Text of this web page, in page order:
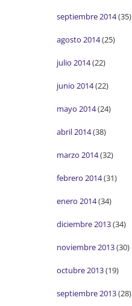
septiembre 2014(35)
agosto 2014(25)
julio 2014(22)
junio 2014(22)
mayo 2014(24)
abril 2014(38)
marzo 2014(32)
febrero 2014(31)
enero 2014(34)
diciembre 2013(34)
noviembre 2013(30)
octubre 2013(19)
septiembre 2013(28)